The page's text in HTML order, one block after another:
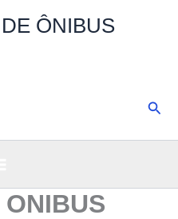
ÔNIBUS